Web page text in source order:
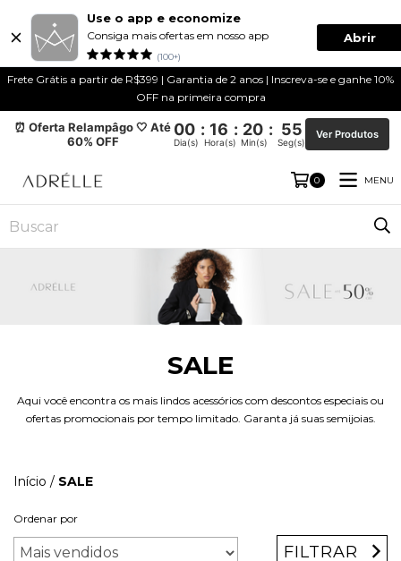
Use o app e economize
Consiga mais ofertas em nosso app
(100+)
Abrir
Frete Grátis a partir de R$399 | Garantia de 2 anos | Inscreva-se e ganhe 10%
OFF na primeira compra
⏰ Oferta Relampâgo 🤍 Até
60% OFF
00 : 16 : 20 : 54
Dia(s) Hora(s) Min(s) Seg(s)
Ver Produtos
0 MENU
SALE
Aqui você encontra os mais lindos acessórios com descontos especiais ou
ofertas promocionais por tempo limitado. Garanta já suas semijoias.
Início / SALE
Ordenar por
FILTRAR